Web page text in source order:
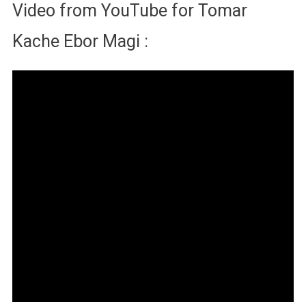
Video from YouTube for Tomar
Kache Ebor Magi :